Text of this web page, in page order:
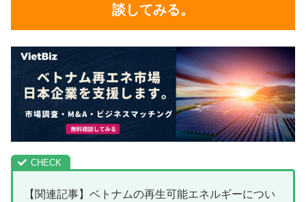
談してみる。
【関連記事】ベトナムの再生可能エネルギーについ